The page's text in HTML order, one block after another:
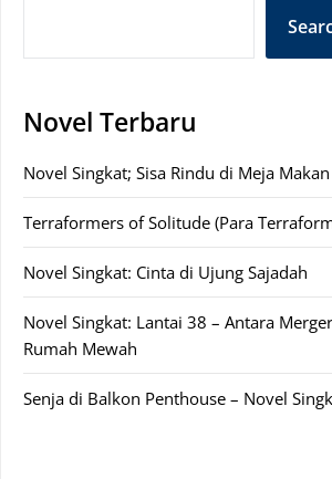
Novel Terbaru
Novel Singkat; Sisa Rindu di Meja Makan
Terraformers of Solitude (Para
Novel Singkat: Cinta di Ujung Sajadah
Novel Singkat: Lantai 38 – Antara
Rumah Mewah
Senja di Balkon Penthouse – Novel